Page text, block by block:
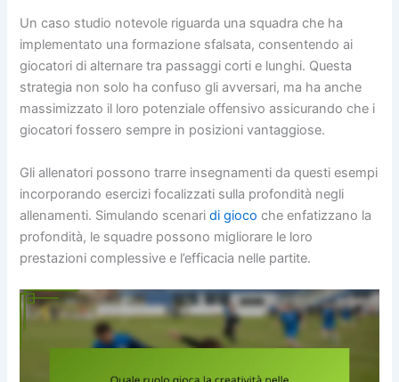
Un caso studio notevole riguarda una squadra che ha
implementato una formazione sfalsata, consentendo ai
giocatori di alternare tra passaggi corti e lunghi. Questa
strategia non solo ha confuso gli avversari, ma ha anche
massimizzato il loro potenziale offensivo assicurando che i
giocatori fossero sempre in posizioni vantaggiose.
Gli allenatori possono trarre insegnamenti da questi esempi
incorporando esercizi focalizzati sulla profondità negli
allenamenti. Simulando scenaridi gioco che enfatizzano la
profondità, le squadre possono migliorare le loro
prestazioni complessive e l’efficacia nelle partite.